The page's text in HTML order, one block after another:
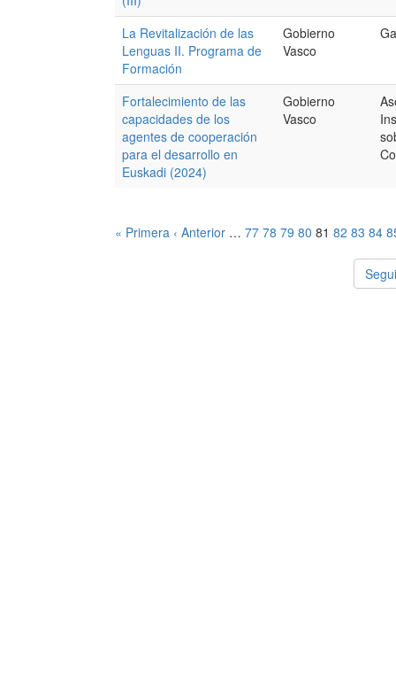
La Revitalización de las
Lenguas II. Programa de
Formación
Gobierno
Vasco
Fortalecimiento de las
capacidades de los
agentes de cooperación
para el desarrollo en
Euskadi (2024)
Gobierno
Vasco
« Primera ‹ Anterior … 77 78 79 80 81 82 83 84